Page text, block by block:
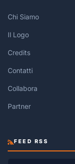
Chi Siamo
Il Logo
Credits
Contatti
Collabora
Partner
FEED RSS